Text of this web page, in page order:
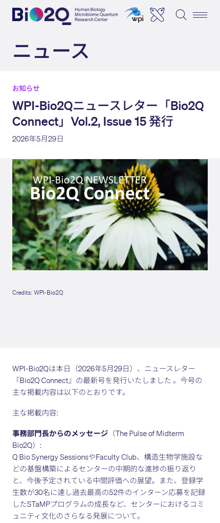
ニュース
お知らせ
WPI-Bio2Qニュースレター「Bio2Q
Connect」Vol.2, Issue 15 発行
2026年5月29日
Credits: WPI-Bio2Q
WPI-Bio2Qは本日（2026年5月29日）、ニュースレター
『Bio2Q Connect』の最新号を発行いたしました 。今号の
主な掲載内容は以下のとおりです。
主な掲載内容:
事務部門長からのメッセージ （The Pulse of Midterm
Bio2Q）:
Q Bio Synergy SessionsやFaculty Club、構造生物学施設な
どの基盤構築によるセンターの中期的な進捗の振り返り
と、今後予定されている中間評価への展望。また、登録学
生数が30名に達し過去最高の52件のインターン応募を記録
したSTaMPプログラムの成長など、センターにおけるコミ
ュニティ文化のさらなる発展について。